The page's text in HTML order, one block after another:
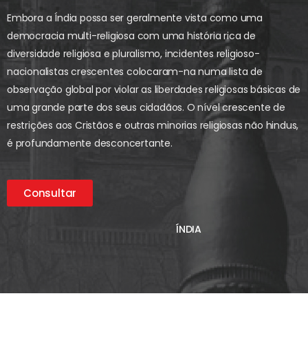
Embora a Índia possa ser geralmente vista como uma
democracia multi-religiosa com uma história rica de
diversidade religiosa e pluralismo, incidentes religioso-
nacionalistas crescentes colocaram-na numa lista de
observação global por violar as liberdades religiosas básicas de
uma grande parte dos seus cidadãos. O nível crescente de
restrições aos Cristãos e outras minorias religiosas não hindus,
é profundamente desconcertante.
Consultar
ÍNDIA